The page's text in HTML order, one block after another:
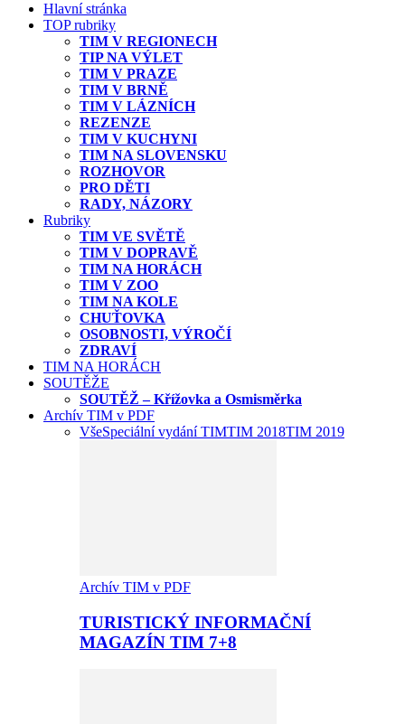
Hlavní stránka
TOP rubriky
TIM V REGIONECH
TIP NA VÝLET
TIM V PRAZE
TIM V BRNĚ
TIM V LÁZNÍCH
REZENZE
TIM V KUCHYNI
TIM NA SLOVENSKU
ROZHOVOR
PRO DĚTI
RADY, NÁZORY
Rubriky
TIM VE SVĚTĚ
TIM V DOPRAVĚ
TIM NA HORÁCH
TIM V ZOO
TIM NA KOLE
CHUŤOVKA
OSOBNOSTI, VÝROČÍ
ZDRAVÍ
TIM NA HORÁCH
SOUTĚŽE
SOUTĚŽ – Křížovka a Osmisměrka
Archív TIM v PDF
VšeSpeciální vydání TIMTIM 2018TIM 2019
Archív TIM v PDF
TURISTICKÝ INFORMAČNÍ
MAGAZÍN TIM 7+8